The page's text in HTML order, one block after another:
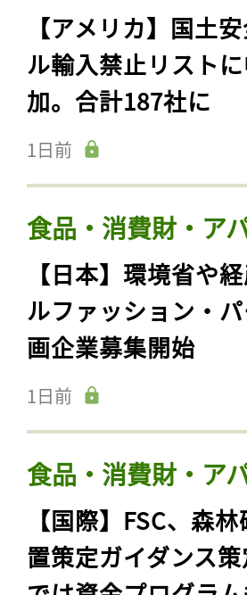
【アメリカ】国土
ル輸入禁止リスト
加。合計187社に
1日前
食品・消費財・ア
【日本】環境省や
ルファッション・
画企業募集開始
1日前
食品・消費財・ア
【国際】FSC、森
置策定ガイダンス